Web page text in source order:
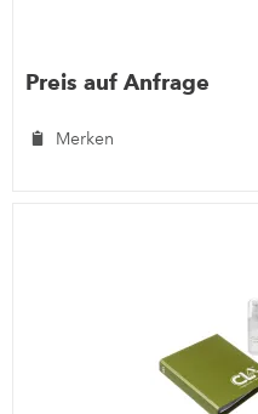
Preis auf Anfrage
Merken